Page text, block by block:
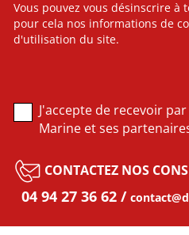
Vous pouvez vous désinscrire à
pour cela nos informations de
d'utilisation du site.
J'accepte de recevoir
Marine et ses
CONTACTEZ NOS
04 94 27 36 62